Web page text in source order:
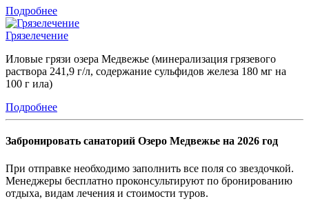
Подробнее
Грязелечение
Иловые грязи озера Медвежье (минерализация грязевого
раствора 241,9 г/л, содержание сульфидов железа 180 мг на
100 г ила)
Подробнее
Забронировать санаторий Озеро Медвежье на 2026 год
При отправке необходимо заполнить все поля со звездочкой.
Менеджеры бесплатно проконсультируют по бронированию
отдыха, видам лечения и стоимости туров.